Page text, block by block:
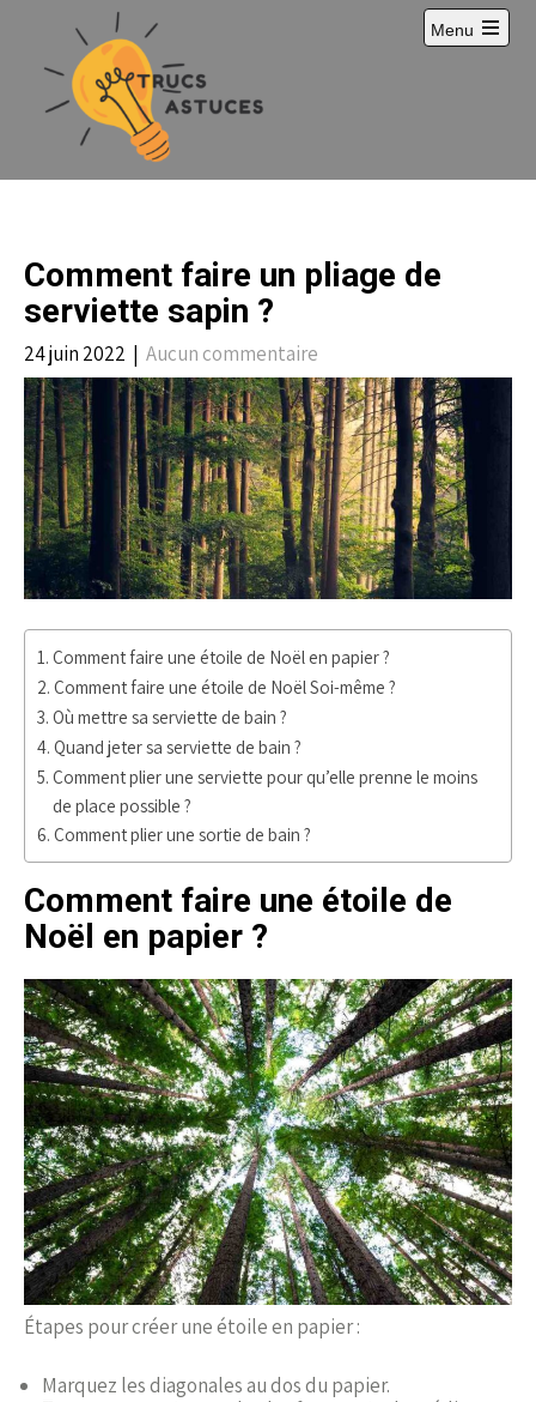
o
Menu
Comment faire un pliage de
serviette sapin ?
24 juin 2022 | Aucun commentaire
Comment faire une étoile de Noël en papier ?
Comment faire une étoile de Noël Soi-même ?
Où mettre sa serviette de bain ?
Quand jeter sa serviette de bain ?
Comment plier une serviette pour qu’elle prenne le moins
de place possible ?
Comment plier une sortie de bain ?
Comment faire une étoile de
Noël en papier ?
Étapes pour créer une étoile en papier :
Marquez les diagonales au dos du papier.